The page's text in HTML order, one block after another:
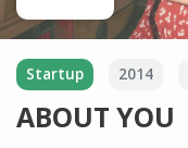
Startup 2014
ABOUT YOU